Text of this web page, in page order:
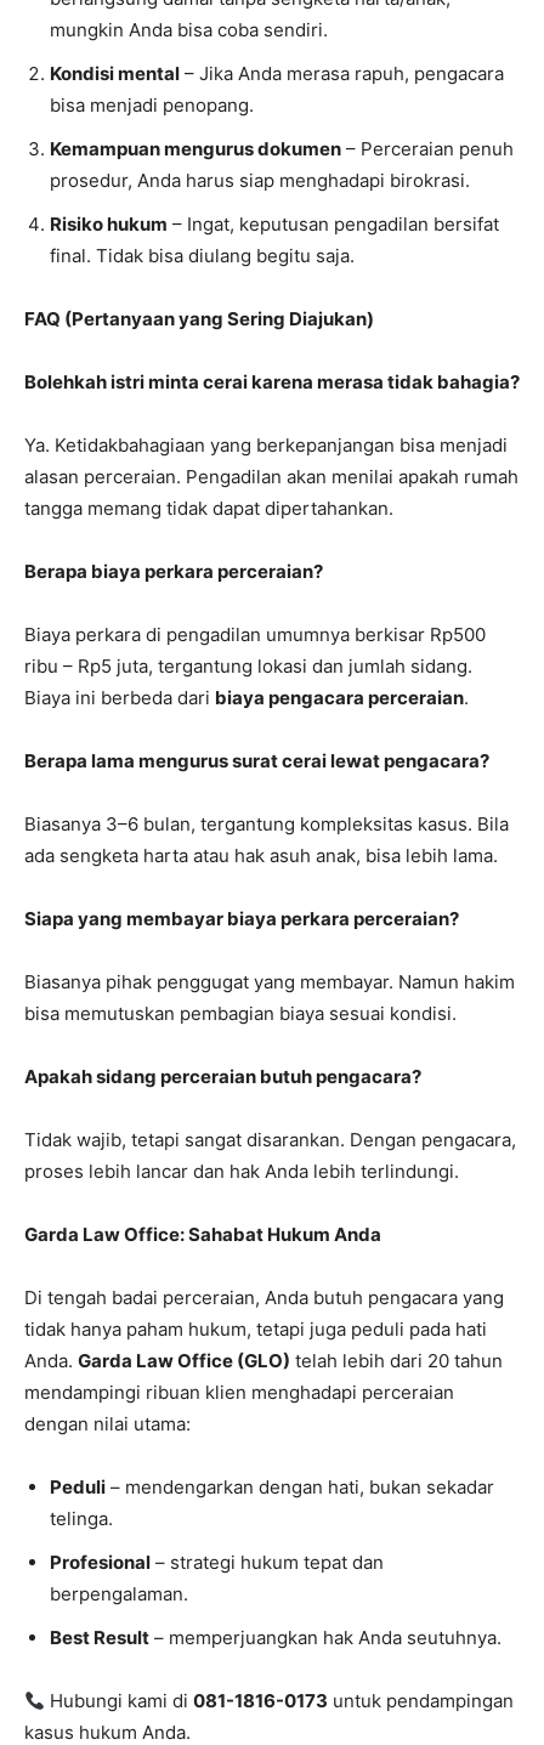
mungkin Anda bisa coba sendiri.
Kondisi mental – Jika Anda merasa rapuh, pengacara
bisa menjadi penopang.
Kemampuan mengurus dokumen – Perceraian penuh
prosedur, Anda harus siap menghadapi birokrasi.
Risiko hukum – Ingat, keputusan pengadilan bersifat
final. Tidak bisa diulang begitu saja.
FAQ (Pertanyaan yang Sering Diajukan)
Bolehkah istri minta cerai karena merasa tidak bahagia?
Ya. Ketidakbahagiaan yang berkepanjangan bisa menjadi
alasan perceraian. Pengadilan akan menilai apakah rumah
tangga memang tidak dapat dipertahankan.
Berapa biaya perkara perceraian?
Biaya perkara di pengadilan umumnya berkisar Rp500
ribu – Rp5 juta, tergantung lokasi dan jumlah sidang.
Biaya ini berbeda dari biaya pengacara perceraian.
Berapa lama mengurus surat cerai lewat pengacara?
Biasanya 3–6 bulan, tergantung kompleksitas kasus. Bila
ada sengketa harta atau hak asuh anak, bisa lebih lama.
Siapa yang membayar biaya perkara perceraian?
Biasanya pihak penggugat yang membayar. Namun hakim
bisa memutuskan pembagian biaya sesuai kondisi.
Apakah sidang perceraian butuh pengacara?
Tidak wajib, tetapi sangat disarankan. Dengan pengacara,
proses lebih lancar dan hak Anda lebih terlindungi.
Garda Law Office: Sahabat Hukum Anda
Di tengah badai perceraian, Anda butuh pengacara yang
tidak hanya paham hukum, tetapi juga peduli pada hati
Anda. Garda Law Office (GLO) telah lebih dari 20 tahun
mendampingi ribuan klien menghadapi perceraian
dengan nilai utama:
Peduli – mendengarkan dengan hati, bukan sekadar
telinga.
Profesional – strategi hukum tepat dan
berpengalaman.
Best Result – memperjuangkan hak Anda seutuhnya.
Hubungi kami di081-1816-0173 untuk pendampingan
kasus hukum Anda.